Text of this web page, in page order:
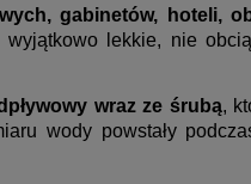
gabinetów, hoteli,
lekkie, nie
wraz ze śrubą,
wody powstały